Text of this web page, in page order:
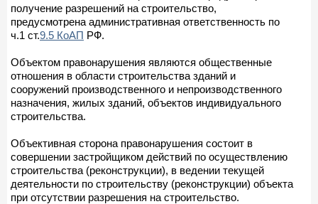
получение разрешений на строительство,
предусмотрена административная ответственность по
ч.1 ст.9.5 КоАП РФ.
Объектом правонарушения являются общественные
отношения в области строительства зданий и
сооружений производственного и непроизводственного
назначения, жилых зданий, объектов индивидуального
строительства.
Объективная сторона правонарушения состоит в
совершении застройщиком действий по осуществлению
строительства (реконструкции), в ведении текущей
деятельности по строительству (реконструкции) объекта
при отсутствии разрешения на строительство.